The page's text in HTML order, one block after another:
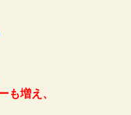
も増え、